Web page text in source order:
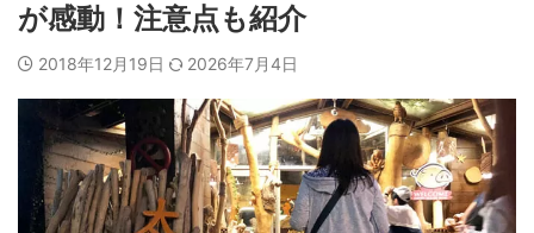
が感動！注意点も紹介
2018年12月19日 2026年7月4日